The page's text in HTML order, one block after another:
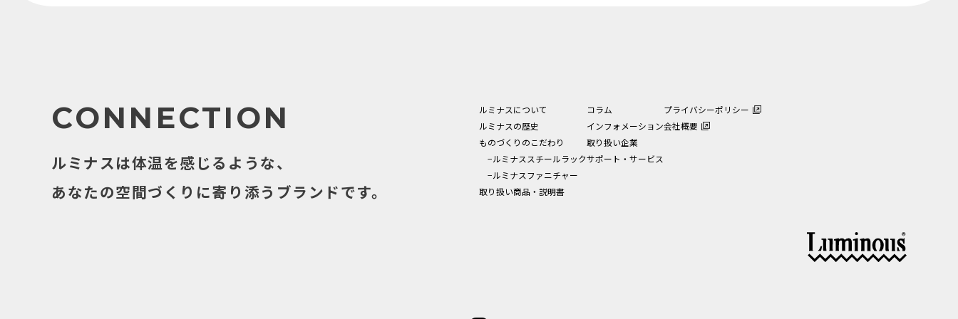
ルミナスについて
ルミナスの歴史
ものづくりのこだわり
−ルミナススチールラック
−ルミナスファニチャー
取り扱い商品・説明書
コラム
インフォメーション
取り扱い企業
サポート・サービス
プライバシーポリシー
会社概要
CONNECTION
ルミナスは体温を感じるような、
あなたの空間づくりに寄り添うブランドです。